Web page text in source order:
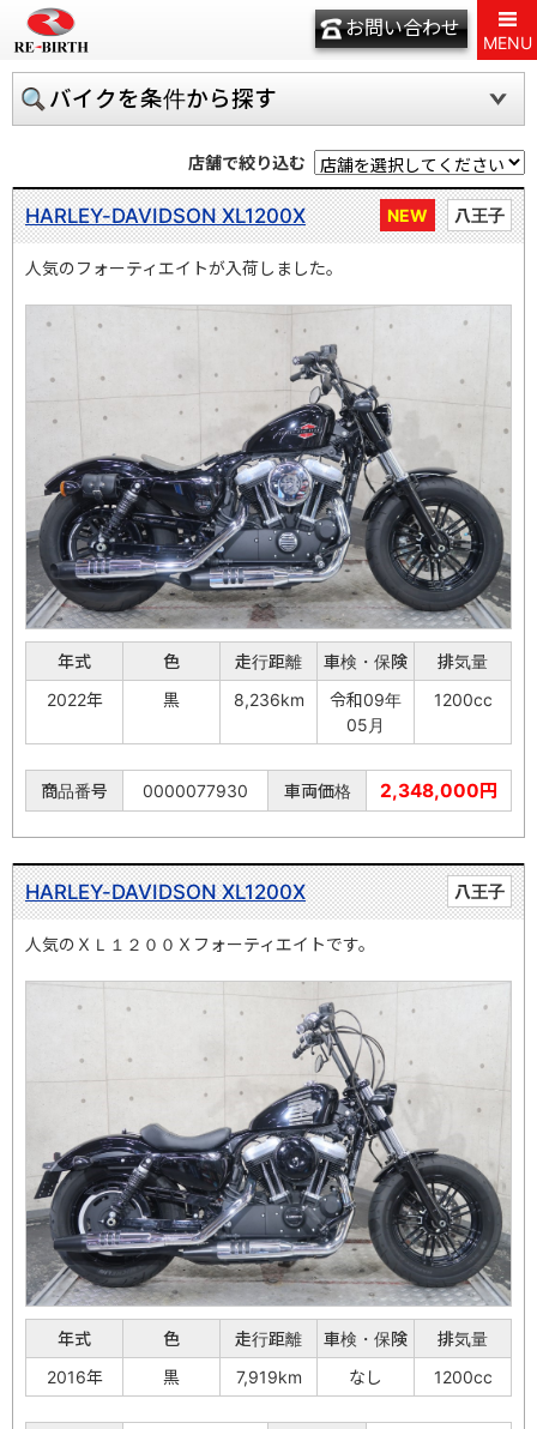
お問い合わせ
MENU
バイクを条件から探す
店舗で絞り込む
NEW 八王子
HARLEY-DAVIDSON XL1200X
人気のフォーティエイトが入荷しました。
年式 色 走行距離 車検・保険
排気量
2022年
黒 8,236km
令和09年
05月
1200cc
商品番号 0000077930 車両価格 2,348,000円
八王子
HARLEY-DAVIDSON XL1200X
人気のＸＬ１２００Ｘフォーティエイトです。
年式 色 走行距離 車検・保険
排気量
2016年
黒 7,919km なし 1200cc